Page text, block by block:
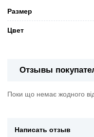
Pазмер
Цвет
Отзывы
Поки що немає жодного
Написать отзыв